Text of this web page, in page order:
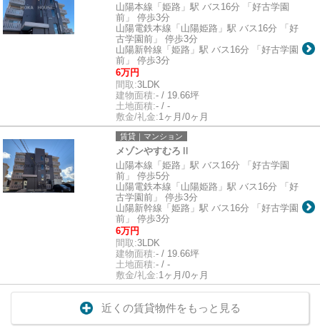
山陽本線「姫路」駅 バス16分 「好古学園
前」 停歩3分
山陽電鉄本線「山陽姫路」駅 バス16分 「好
古学園前」 停歩3分
山陽新幹線「姫路」駅 バス16分 「好古学園
前」 停歩3分
6万円
間取:3LDK
建物面積:- / 19.66坪
土地面積:- / -
敷金/礼金:1ヶ月/0ヶ月
賃貸｜マンション
メゾンやすむろⅡ
山陽本線「姫路」駅 バス16分 「好古学園
前」 停歩5分
山陽電鉄本線「山陽姫路」駅 バス16分 「好
古学園前」 停歩3分
山陽新幹線「姫路」駅 バス16分 「好古学園
前」 停歩3分
6万円
間取:3LDK
建物面積:- / 19.66坪
土地面積:- / -
敷金/礼金:1ヶ月/0ヶ月
近くの賃貸物件をもっと見る